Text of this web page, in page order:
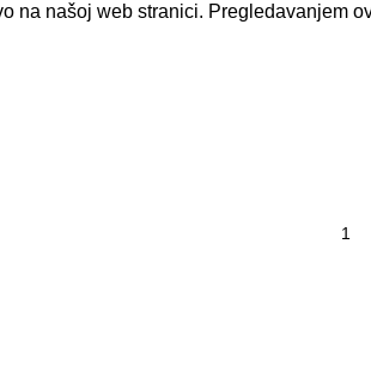
na našoj web stranici. Pregledavanjem